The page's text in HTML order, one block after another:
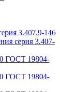
3.407.9-146
серия 3.407-
ГОСТ 19804-
ГОСТ 19804-